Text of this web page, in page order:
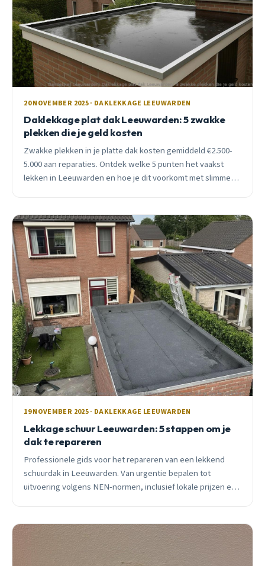
20 NOVEMBER 2025 · DAKLEKKAGE LEEUWARDEN
Daklekkage plat dak Leeuwarden: 5 zwakke
plekken die je geld kosten
Zwakke plekken in je platte dak kosten gemiddeld €2.500-
5.000 aan reparaties. Ontdek welke 5 punten het vaakst
lekken in Leeuwarden en hoe je dit voorkomt met slimme
19 NOVEMBER 2025 · DAKLEKKAGE LEEUWARDEN
Lekkage schuur Leeuwarden: 5 stappen om je
dak te repareren
Professionele gids voor het repareren van een lekkend
schuurdak in Leeuwarden. Van urgentie bepalen tot
uitvoering volgens NEN-normen, inclusief lokale prijzen en